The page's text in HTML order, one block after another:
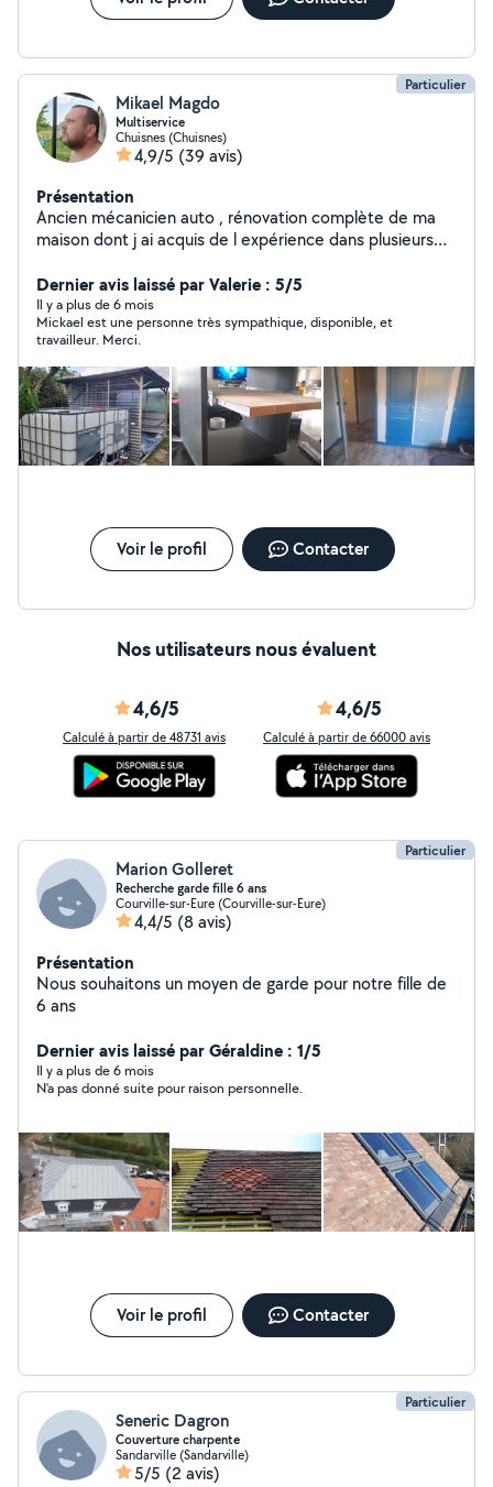
Particulier
Mikael Magdo
Multiservice
Chuisnes (Chuisnes)
4,9/5 (39 avis)
Présentation
Ancien mécanicien auto , rénovation complète de ma
maison dont j ai acquis de l expérience dans plusieurs
Dernier avis laissé par Valerie : 5/5
Il y a plus de 6 mois
Mickael est une personne très sympathique, disponible, et
travailleur. Merci.
Voir le profil Contacter
Nos utilisateurs nous évaluent
4,6/5
Calculé à partir de 48731 avis
4,6/5
Calculé à partir de 66000 avis
Particulier
Marion Golleret
Recherche garde fille 6 ans
Courville-sur-Eure (Courville-sur-Eure)
4,4/5 (8 avis)
Présentation
Nous souhaitons un moyen de garde pour notre fille de
6 ans
Dernier avis laissé par Géraldine : 1/5
Il y a plus de 6 mois
N'a pas donné suite pour raison personnelle.
Voir le profil Contacter
Particulier
Seneric Dagron
Couverture charpente
Sandarville (Sandarville)
5/5 (2 avis)